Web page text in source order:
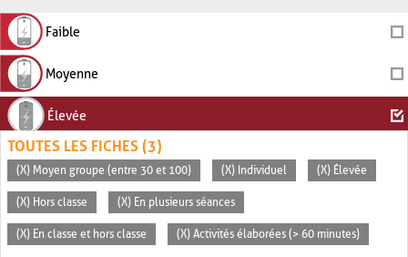
Faible
Moyenne
Élevée
TOUTES LES FICHES (3)
(X) Moyen groupe (entre 30 et 100) (X) Individuel (X) Élevée
(X) Hors classe (X) En plusieurs séances
(X) En classe et hors classe (X) Activités élaborées (> 60 minutes)